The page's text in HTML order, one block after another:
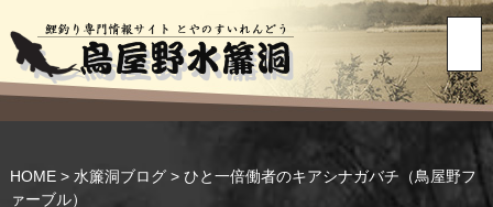
HOME> 水簾洞ブログ> ひと一倍働者のキアシナガバチ（鳥屋野フ
ァーブル）